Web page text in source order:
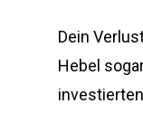
Dein
Hebel